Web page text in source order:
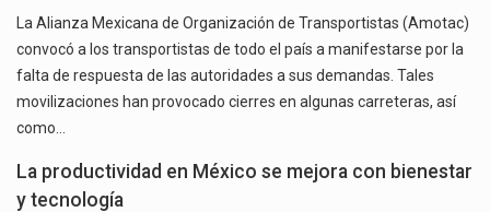
La Alianza Mexicana de Organización de Transportistas (Amotac)
convocó a los transportistas de todo el país a manifestarse por la
falta de respuesta de las autoridades a sus demandas. Tales
movilizaciones han provocado cierres en algunas carreteras, así
como…
La productividad en México se mejora con bienestar
y tecnología